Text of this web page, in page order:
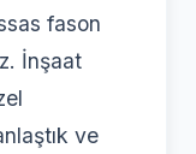
fason
İnşaat
ve